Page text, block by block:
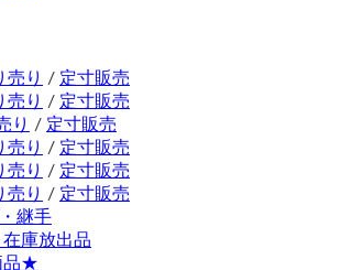
場合、領収書の発行はできますか？
収書発行はできません。
いている運送会社の送り状が、代引決済
すので、そちらをご利用ください。
収書はインボイス未対応です。
類が必要な場合、請求書や納品書の発行
。
工をお願いできますか？
メールフォームでは画像添付も可能とな
もとに加工スタッフと相談の上、担当者
信いたします。
信に多少お時間をいただく場合もござい
個、
入希望です。
ります。
どでも大丈夫です。
ご案内いただけますと幸いです。
たします。
売り / 定寸販売
売り / 定寸販売
り / 定寸販売
売り / 定寸販売
売り / 定寸販売
売り / 定寸販売
継手
庫放出品
品★